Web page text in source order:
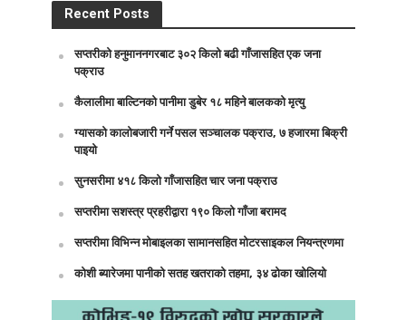
Recent Posts
सप्तरीको हनुमाननगरबाट ३०२ किलो बढी गाँजासहित एक जना
पक्राउ
कैलालीमा बाल्टिनको पानीमा डुबेर १८ महिने बालकको मृत्यु
ग्यासको कालोबजारी गर्ने पसल सञ्चालक पक्राउ, ७ हजारमा बिक्री
पाइयो
सुनसरीमा ४१८ किलो गाँजासहित चार जना पक्राउ
सप्तरीमा सशस्त्र प्रहरीद्वारा १९० किलो गाँजा बरामद
सप्तरीमा विभिन्न मोबाइलका सामानसहित मोटरसाइकल नियन्त्रणमा
कोशी ब्यारेजमा पानीको सतह खतराको तहमा, ३४ ढोका खोलियो